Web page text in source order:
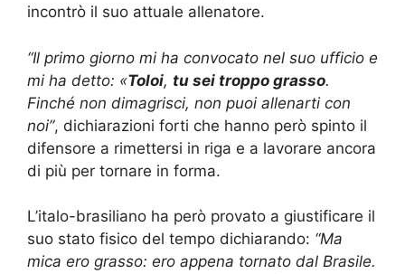
incontrò il suo attuale allenatore.
“Il primo giorno mi ha convocato nel suo ufficio e
mi ha detto: «Toloi, tu sei troppo grasso.
Finché non dimagrisci, non puoi allenarti con
noi”, dichiarazioni forti che hanno però spinto il
difensore a rimettersi in riga e a lavorare ancora
di più per tornare in forma.
L’italo-brasiliano ha però provato a giustificare il
suo stato fisico del tempo dichiarando: “Ma
mica ero grasso: ero appena tornato dal Brasile.